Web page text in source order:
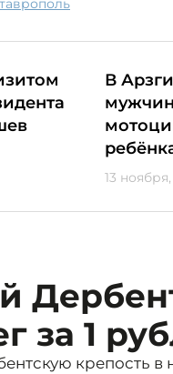
Ставрополь
В
13 ноября,
за 1
крепость в